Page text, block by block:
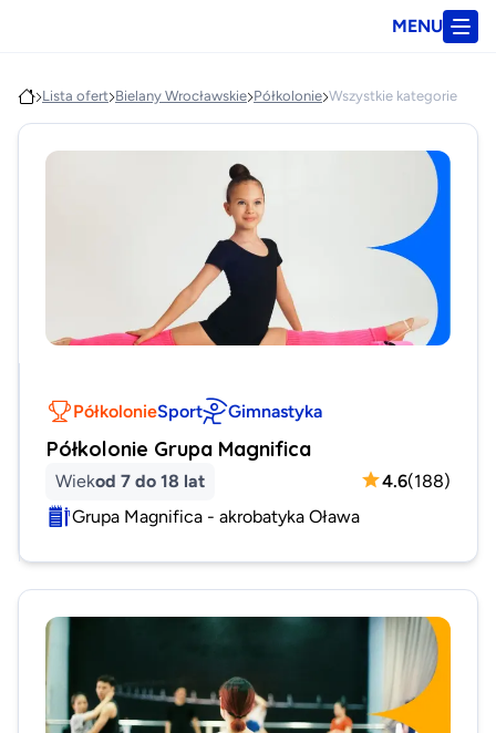
MENU
Lista ofert Bielany Wrocławskie Półkolonie Wszystkie kategorie
PółkolonieSport Gimnastyka
Półkolonie Grupa Magnifica
Wiekod 7 do 18 lat 4.6(188)
Grupa Magnifica - akrobatyka Oława